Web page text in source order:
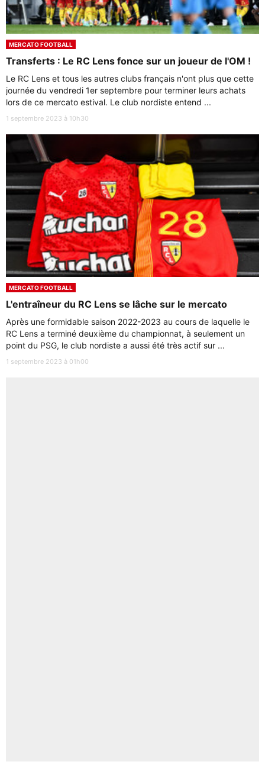
MERCATO FOOTBALL
Transferts : Le RC Lens fonce sur un joueur de l'OM !
Le RC Lens et tous les autres clubs français n'ont plus que cette
journée du vendredi 1er septembre pour terminer leurs achats
lors de ce mercato estival. Le club nordiste entend ...
1 septembre 2023 à 10h30
MERCATO FOOTBALL
L'entraîneur du RC Lens se lâche sur le mercato
Après une formidable saison 2022-2023 au cours de laquelle le
RC Lens a terminé deuxième du championnat, à seulement un
point du PSG, le club nordiste a aussi été très actif sur ...
1 septembre 2023 à 01h00